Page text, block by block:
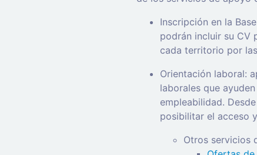
Inscripción en la
podrán incluir su CV
cada territorio por
Orientación laboral:
laborales que
empleabilidad.
posibilitar el acceso
Otros servicios